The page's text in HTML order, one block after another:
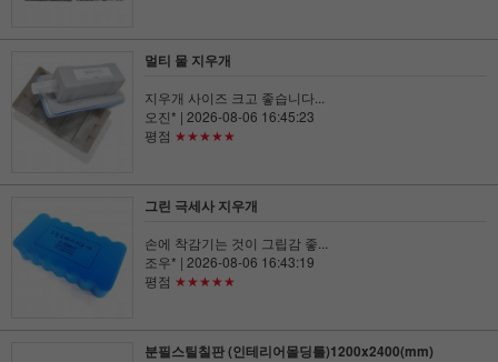
멀티 물 지우개
지우개 사이즈 크고 좋습니다...
오진* | 2026-08-06 16:45:23
평점 ★★★★★
그린 극세사 지우개
손에 착감기는 것이 그립감 좋...
조우* | 2026-08-06 16:43:19
평점 ★★★★★
분필스틸칠판 (인테리어몰딩틀)1200x2400(mm)